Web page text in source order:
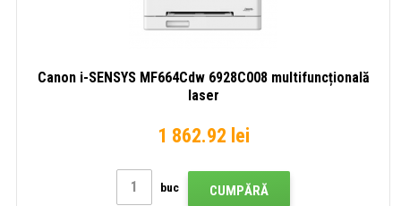
Canon i-SENSYS MF664Cdw 6928C008 multifuncțională
laser
1 862.92 lei
buc CUMPĂRĂ